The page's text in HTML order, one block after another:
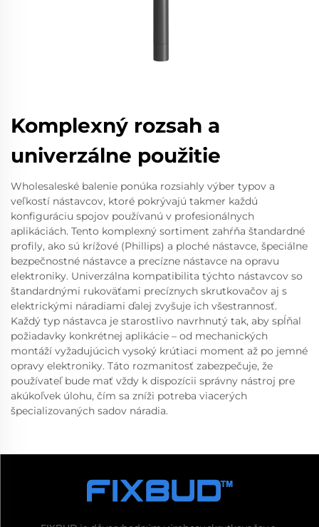
Komplexný rozsah a
univerzálne použitie
Wholesaleské balenie ponúka rozsiahly výber typov a
veľkostí nástavcov, ktoré pokrývajú takmer každú
konfiguráciu spojov používanú v profesionálnych
aplikáciách. Tento komplexný sortiment zahŕňa štandardné
profily, ako sú krížové (Phillips) a ploché nástavce, špeciálne
bezpečnostné nástavce a precízne nástavce na opravu
elektroniky. Univerzálna kompatibilita týchto nástavcov so
štandardnými rukoväťami precíznych skrutkovačov aj s
elektrickými náradiami ďalej zvyšuje ich všestrannosť.
Každý typ nástavca je starostlivo navrhnutý tak, aby spĺňal
požiadavky konkrétnej aplikácie – od mechanických
montáží vyžadujúcich vysoký krútiaci moment až po jemné
opravy elektroniky. Táto rozmanitosť zabezpečuje, že
používateľ bude mať vždy k dispozícii správny nástroj pre
akúkoľvek úlohu, čím sa zníži potreba viacerých
špecializovaných sadov náradia.